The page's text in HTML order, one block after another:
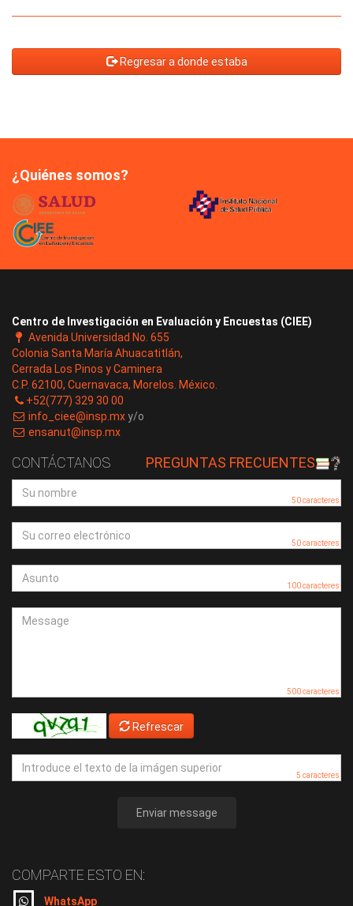
Regresar a donde estaba
¿Quiénes somos?
Centro de Investigación en Evaluación y Encuestas (CIEE)
Avenida Universidad No. 655
Colonia Santa María Ahuacatitlán,
Cerrada Los Pinos y Caminera
C.P. 62100, Cuernavaca, Morelos. México.
+52(777) 329 30 00
info_ciee@insp.mxy/o
ensanut@insp.mx
CONTÁCTANOS PREGUNTAS FRECUENTES
50 caracteres
50 caracteres
100 caracteres
500 caracteres
Refrescar
5 caracteres
Enviar message
COMPARTE ESTO EN:
WhatsApp